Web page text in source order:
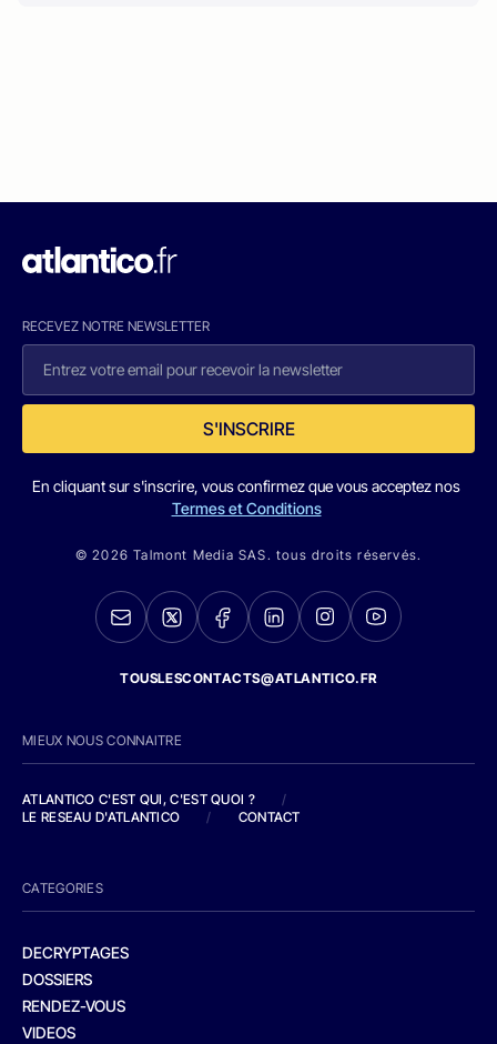
RECEVEZ NOTRE NEWSLETTER
S'INSCRIRE
En cliquant sur s'inscrire, vous confirmez que vous acceptez nos
Termes et Conditions
© 2026 Talmont Media SAS. tous droits réservés.
TOUSLESCONTACTS@ATLANTICO.FR
MIEUX NOUS CONNAITRE
ATLANTICO C'EST QUI, C'EST QUOI ?
/
LE RESEAU D'ATLANTICO
/ CONTACT
CATEGORIES
DECRYPTAGES
DOSSIERS
RENDEZ-VOUS
VIDEOS